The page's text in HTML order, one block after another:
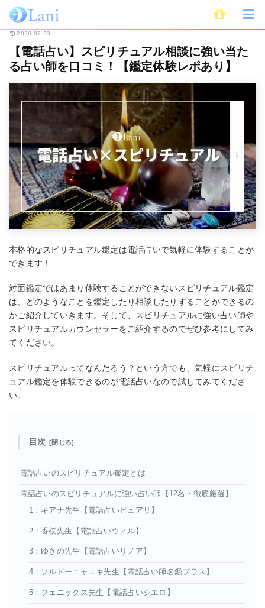
ホーム 電話占い 【電話占い】スピリチュアル相談に強い当たる占い師を
2026.07.23
【電話占い】スピリチュアル相談に強い当た
る占い師を口コミ！【鑑定体験レポあり】
本格的なスピリチュアル鑑定は電話占いで気軽に体験することが
できます！
対面鑑定ではあまり体験することができないスピリチュアル鑑定
は、どのようなことを鑑定したり相談したりすることができるの
かご紹介していきます。そして、スピリチュアルに強い占い師や
スピリチュアルカウンセラーをご紹介するのでぜひ参考にしてみ
てください。
スピリチュアルってなんだろう？という方でも、気軽にスピリチ
ュアル鑑定を体験できるのが電話占いなので試してみてくださ
い。
目次
電話占いのスピリチュアル鑑定とは
電話占いのスピリチュアルに強い占い師【12名・徹底厳選】
1：キアナ先生【電話占いピュアリ】
2：香桜先生【電話占いウィル】
3：ゆきの先生【電話占いリノア】
4：ソルドーニャユキ先生【電話占い師名鑑プラス】
5：フェニックス先生【電話占いシエロ】